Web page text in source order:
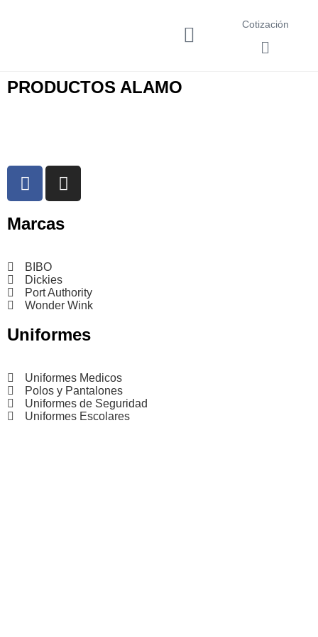
Cotización
PRODUCTOS ALAMO
Marcas
BIBO
Dickies
Port Authority
Wonder Wink
Uniformes
Uniformes Medicos
Polos y Pantalones
Uniformes de Seguridad
Uniformes Escolares